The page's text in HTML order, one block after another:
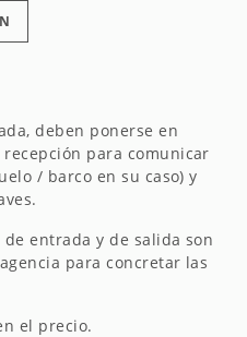
deben ponerse en
para comunicar
/ barco en su caso) y
entrada y de salida son
para concretar las
el precio.